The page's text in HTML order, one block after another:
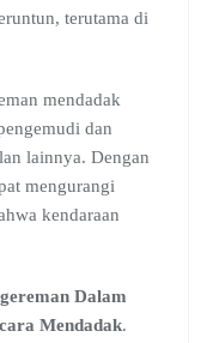
terutama di
mendadak
dan
lainnya. Dengan
mengurangi
kendaraan
Dalam
Mendadak.